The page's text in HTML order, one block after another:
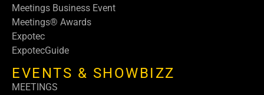
Meetings Business Event
Meetings® Awards
Expotec
ExpotecGuide
EVENTS & SHOWBIZZ
MEETINGS